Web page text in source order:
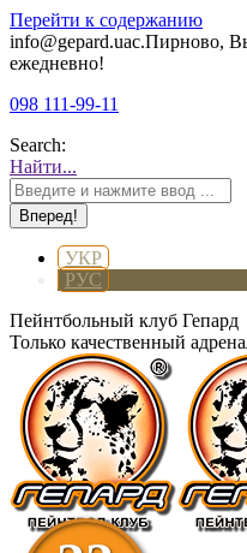
Перейти к содержанию
info@gepard.uaс.Пирново,
ежедневно!
098 111-99-11
Search:
Найти...
УКР
РУС
Пейнтбольный клуб Гепард
Только качественный